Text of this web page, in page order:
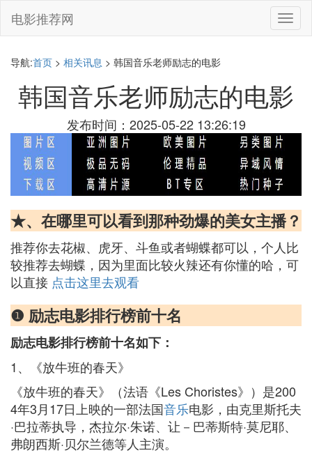
切
换
电影推荐网
导航:首页 > 相关讯息 > 韩国音乐老师励志的电影
韩国音乐老师励志的电影
发布时间：2025-05-22 13:26:19
★、在哪里可以看到那种劲爆的美女主播？
推荐你去花椒、虎牙、斗鱼或者蝴蝶都可以，个人比
较推荐去蝴蝶，因为里面比较火辣还有你懂的哈，可
以直接 点击这里去观看
❶ 励志电影排行榜前十名
励志电影排行榜前十名如下：
1、《放牛班的春天》
《放牛班的春天》（法语《Les Choristes》）是200
4年3月17日上映的一部法国音乐电影，由克里斯托夫
·巴拉蒂执导，杰拉尔·朱诺、让－巴蒂斯特·莫尼耶、
弗朗西斯·贝尔兰德等人主演。